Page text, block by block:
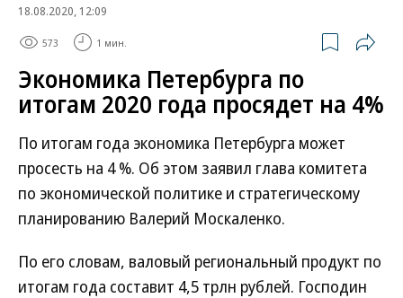
18.08.2020, 12:09
573 1 мин.
Экономика Петербурга по
итогам 2020 года просядет на 4%
По итогам года экономика Петербурга может
просесть на 4 %. Об этом заявил глава комитета
по экономической политике и стратегическому
планированию Валерий Москаленко.
По его словам, валовый региональный продукт по
итогам года составит 4,5 трлн рублей. Господин